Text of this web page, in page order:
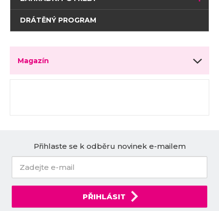
DRÁTĚNÝ PROGRAM
Magazín
Přihlaste se k odběru novinek e-mailem
PŘIHLÁSIT